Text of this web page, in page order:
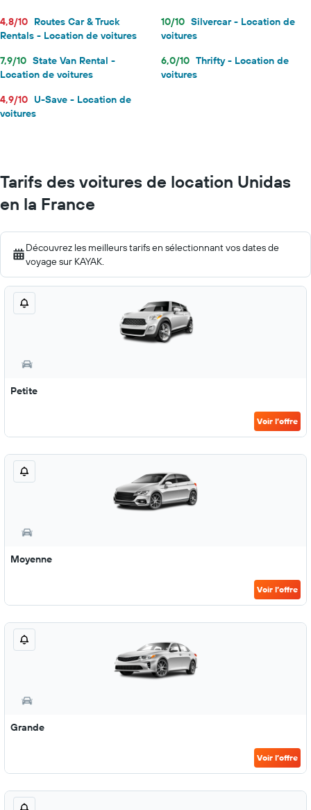
4,8/10 Routes Car & Truck
Rentals - Location de voitures
10/10 Silvercar - Location de
voitures
7,9/10 State Van Rental -
Location de voitures
6,0/10 Thrifty - Location de
voitures
4,9/10 U-Save - Location de
voitures
Tarifs des voitures de location Unidas
en la France
Découvrez les meilleurs tarifs en sélectionnant vos dates de
voyage sur KAYAK.
Petite
Voir l’offre
Moyenne
Voir l’offre
Grande
Voir l’offre